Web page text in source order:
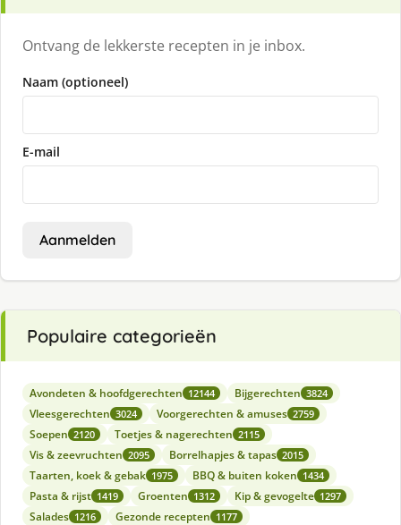
Ontvang de lekkerste recepten in je inbox.
Naam (optioneel)
E-mail
Aanmelden
Populaire categorieën
Avondeten & hoofdgerechten 12144 Bijgerechten 3824
Vleesgerechten 3024 Voorgerechten & amuses 2759
Soepen 2120 Toetjes & nagerechten 2115
Vis & zeevruchten 2095 Borrelhapjes & tapas 2015
Taarten, koek & gebak 1975 BBQ & buiten koken 1434
Pasta & rijst 1419 Groenten 1312 Kip & gevogelte 1297
Salades 1216 Gezonde recepten 1177